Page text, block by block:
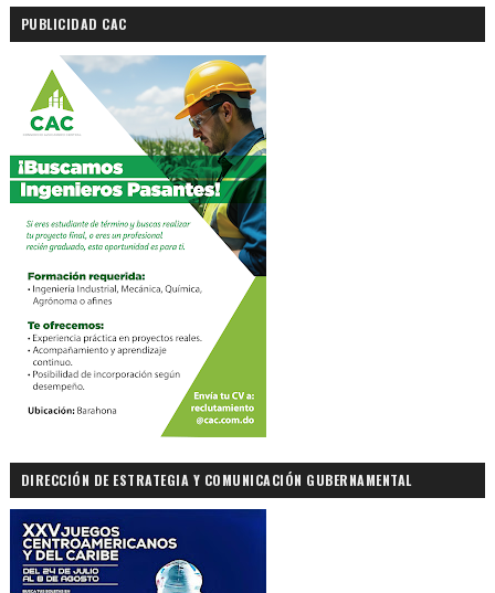
PUBLICIDAD CAC
DIRECCIÓN DE ESTRATEGIA Y COMUNICACIÓN GUBERNAMENTAL